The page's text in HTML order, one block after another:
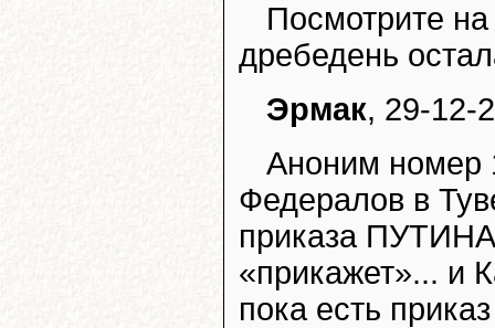
Посмотрите
дребедень
Эрмак, 29-12-
Аноним номер
Федералов в
приказа
«прикажет»... и
пока есть